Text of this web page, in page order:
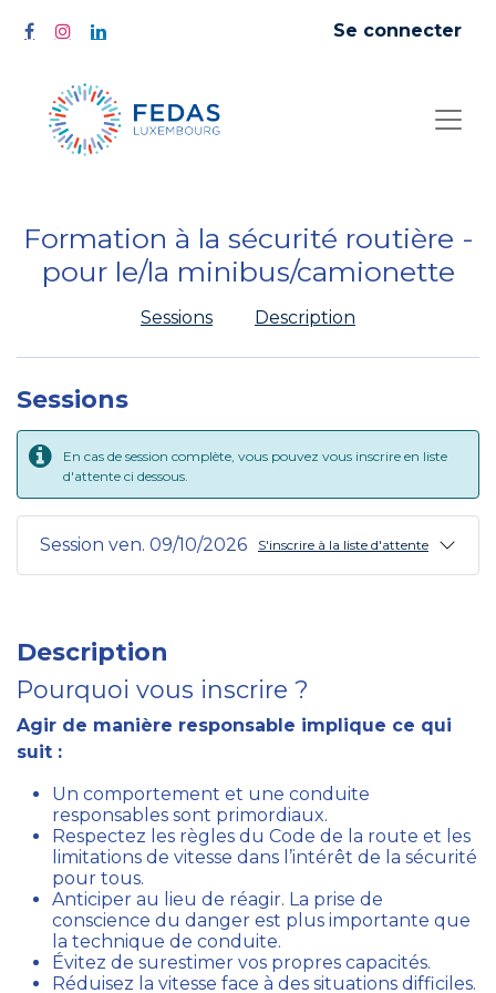
Se connecter
Formation à la sécurité routière -
pour le/la minibus/camionette
Sessions Description
Sessions
En cas de session complète, vous pouvez vous inscrire en liste
d'attente ci dessous.
Session ven. 09/10/2026 S'inscrire à la liste d'attente
Description
Pourquoi vous inscrire ?
Agir de manière responsable implique ce qui
suit :
Un comportement et une conduite
responsables sont primordiaux.
Respectez les règles du Code de la route et les
limitations de vitesse dans l’intérêt de la sécurité
pour tous.
Anticiper au lieu de réagir. La prise de
conscience du danger est plus importante que
la technique de conduite.
Évitez de surestimer vos propres capacités.
Réduisez la vitesse face à des situations difficiles.